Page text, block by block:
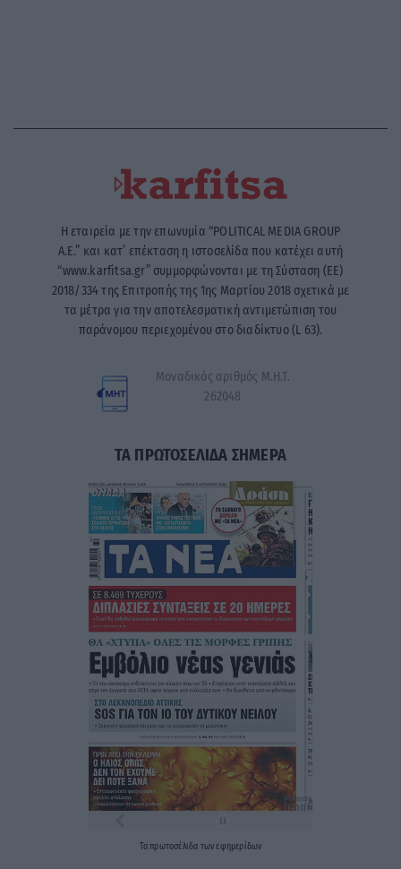
Η εταιρεία με την επωνυμία “POLITICAL MEDIA GROUP
A.E.” και κατ’ επέκταση η ιστοσελίδα που κατέχει αυτή
“www.karfitsa.gr” συμμορφώνονται με τη Σύσταση (ΕΕ)
2018/334 της Επιτροπής της 1ης Μαρτίου 2018 σχετικά με
τα μέτρα για την αποτελεσματική αντιμετώπιση του
παράνομου περιεχομένου στο διαδίκτυο (L 63).
Μοναδικός αριθμός Μ.Η.Τ.
262048
ΤΑ ΠΡΩΤΟΣΕΛΙΔΑ ΣΗΜΕΡΑ
Ταπρωτοσέλιδα τωνεφημερίδων